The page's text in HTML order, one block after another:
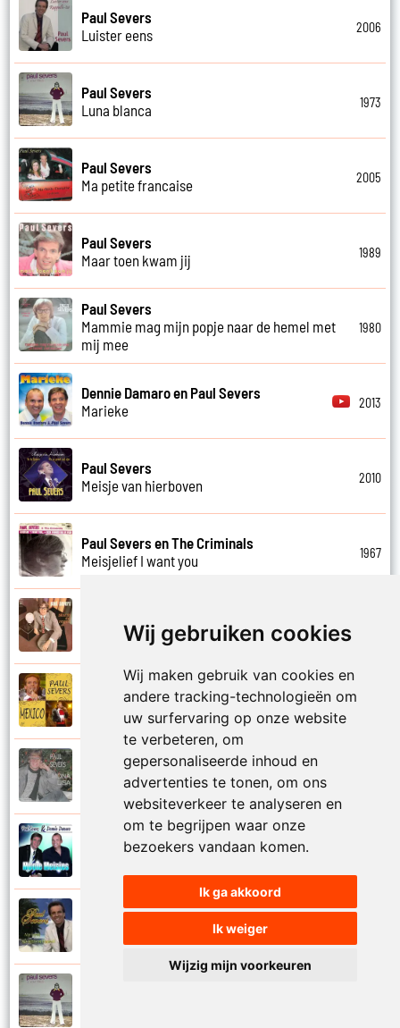
Wij gebruiken cookies
Wij maken gebruik van cookies en
andere tracking-technologieën om
uw surfervaring op onze website
te verbeteren, om
gepersonaliseerde inhoud en
advertenties te tonen, om ons
websiteverkeer te analyseren en
om te begrijpen waar onze
bezoekers vandaan komen.
Ik ga akkoord
Ik weiger
Wijzig mijn voorkeuren
Paul Severs
Luister eens
2006
Paul Severs
Luna blanca
1973
Paul Severs
Ma petite francaise
2005
Paul Severs
Maar toen kwam jij
1989
Paul Severs
Mammie mag mijn popje naar de hemel met
mij mee
1980
Dennie Damaro en Paul Severs
Marieke
2013
Paul Severs
Meisje van hierboven
2010
Paul Severs en The Criminals
Meisjelief I want you
1967
Met jou weet ik echt nooit
Paul Severs
Paul Severs
Mona Lisa
Dennie Damaro en Paul Severs
Paul Severs